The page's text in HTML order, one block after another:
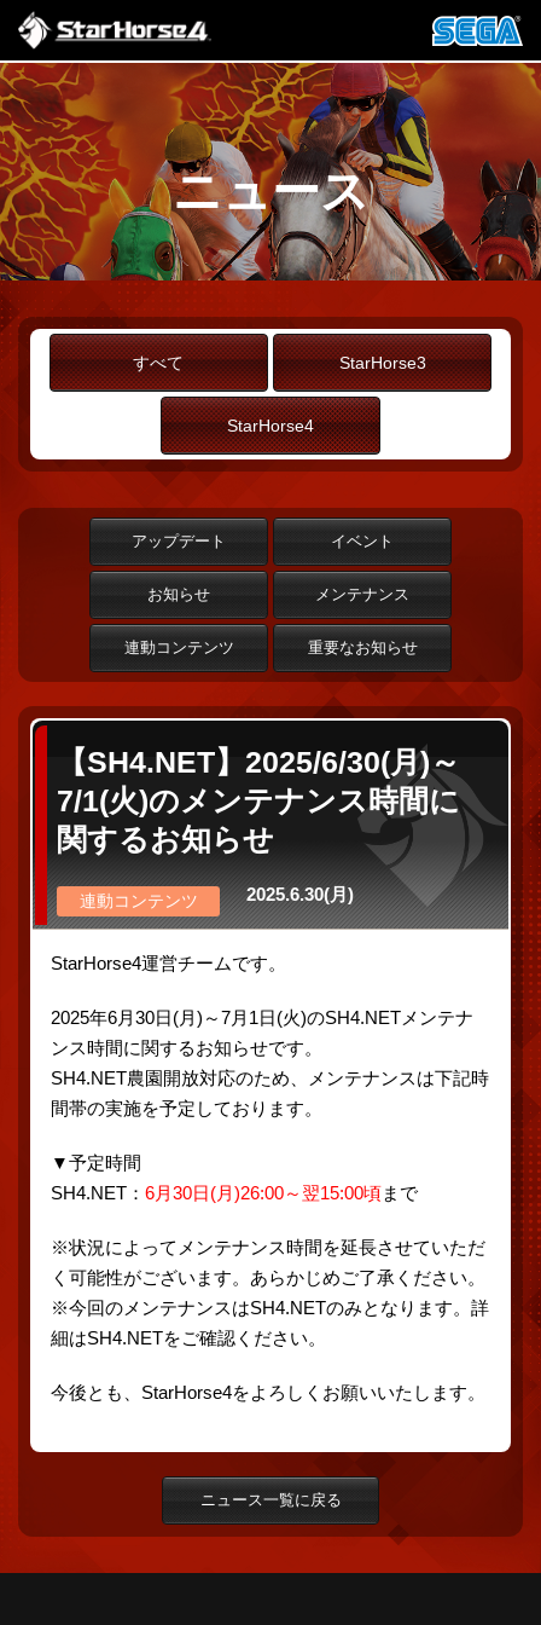
ニュース
すべて StarHorse3
StarHorse4
アップデート イベント
お知らせ メンテナンス
連動コンテンツ 重要なお知らせ
【SH4.NET】2025/6/30(月)～
7/1(火)のメンテナンス時間に
関するお知らせ
連動コンテンツ 2025.6.30(月)
StarHorse4運営チームです。
2025年6月30日(月)～7月1日(火)のSH4.NETメンテナ
ンス時間に関するお知らせです。
SH4.NET農園開放対応のため、メンテナンスは下記時
間帯の実施を予定しております。
▼予定時間
SH4.NET： 6月30日(月)26:00～翌15:00頃まで
※状況によってメンテナンス時間を延長させていただ
く可能性がございます。あらかじめご了承ください。
※今回のメンテナンスはSH4.NETのみとなります。詳
細はSH4.NETをご確認ください。
今後とも、StarHorse4をよろしくお願いいたします。
ニュース一覧に戻る